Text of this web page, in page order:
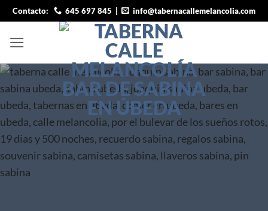
Saltar
al
contenido
Contacto: 645 697 845 | info@tabernacallemelancolia.com